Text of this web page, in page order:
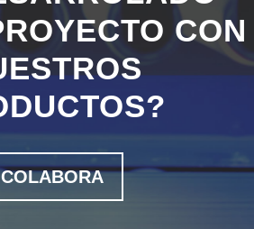
CON
COLABORA